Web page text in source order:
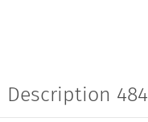
Description